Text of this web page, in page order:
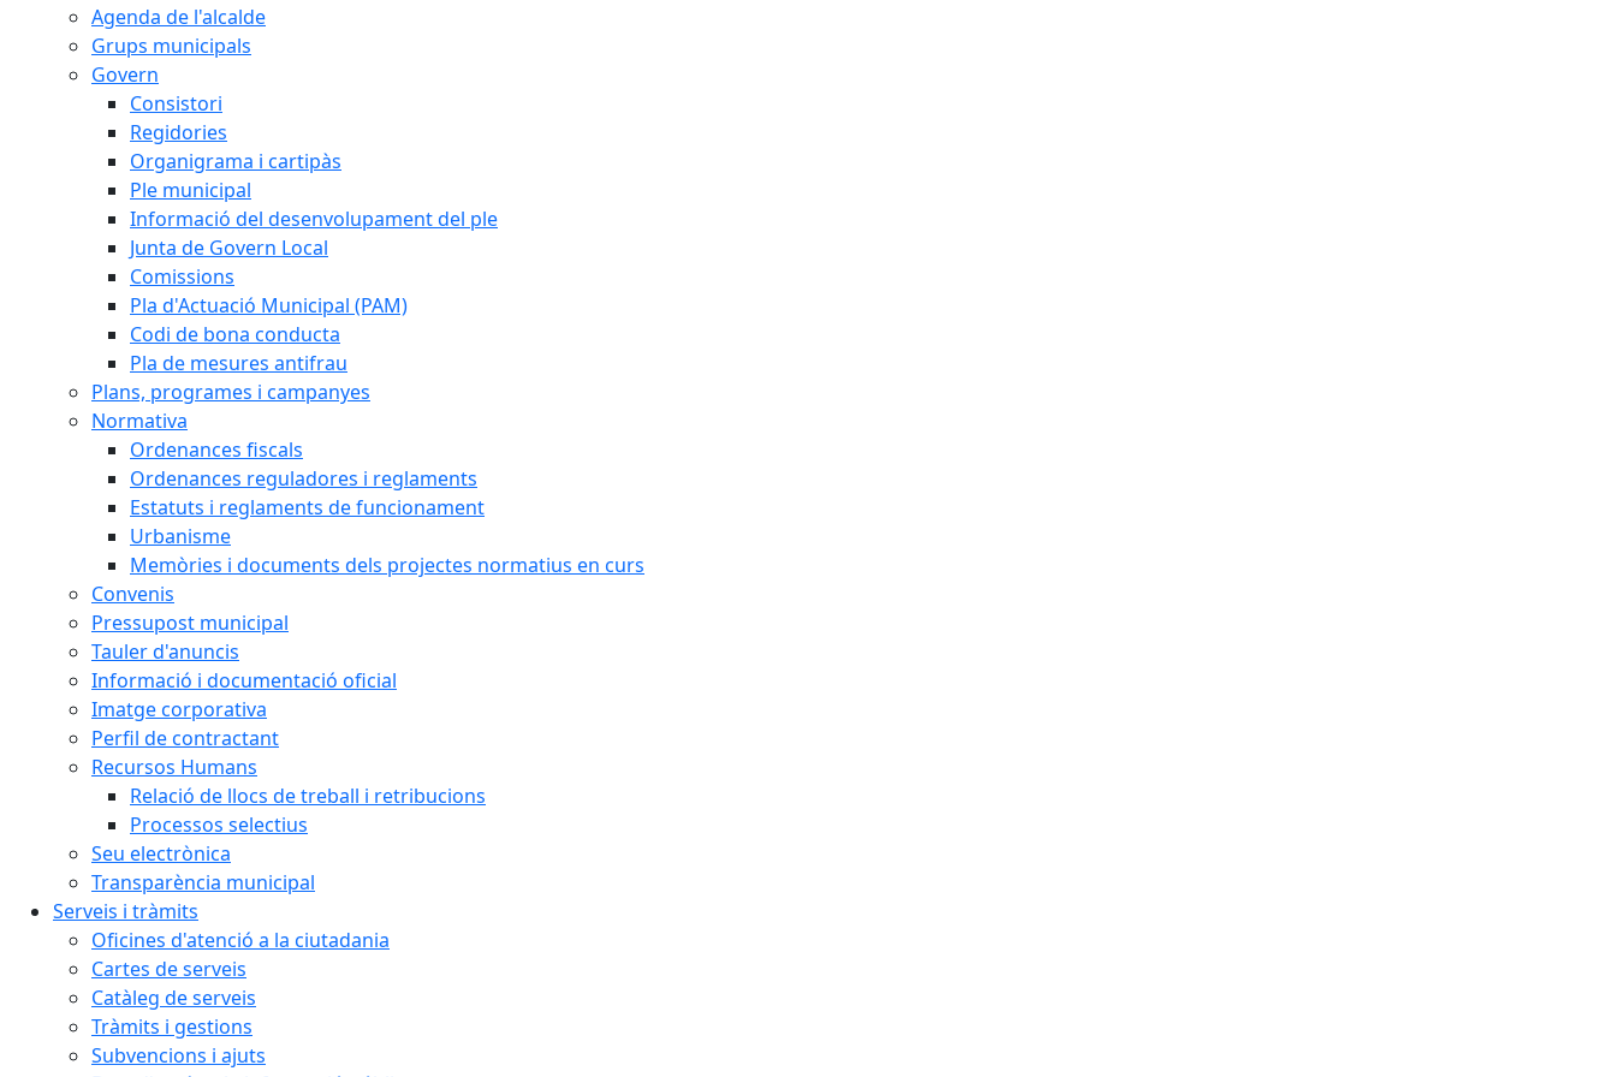
Agenda de l'alcalde
Grups municipals
Govern
Consistori
Regidories
Organigrama i cartipàs
Ple municipal
Informació del desenvolupament del ple
Junta de Govern Local
Comissions
Pla d'Actuació Municipal (PAM)
Codi de bona conducta
Pla de mesures antifrau
Plans, programes i campanyes
Normativa
Ordenances fiscals
Ordenances reguladores i reglaments
Estatuts i reglaments de funcionament
Urbanisme
Memòries i documents dels projectes normatius en curs
Convenis
Pressupost municipal
Tauler d'anuncis
Informació i documentació oficial
Imatge corporativa
Perfil de contractant
Recursos Humans
Relació de llocs de treball i retribucions
Processos selectius
Seu electrònica
Transparència municipal
Serveis i tràmits
Oficines d'atenció a la ciutadania
Cartes de serveis
Catàleg de serveis
Tràmits i gestions
Subvencions i ajuts